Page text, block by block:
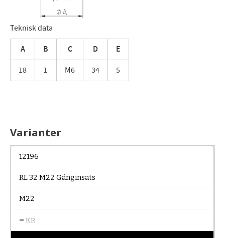
Teknisk data
A B C D E
18 1 M6 34 5
Varianter
12196
RL 32 M22 Gänginsats
M22
– KR